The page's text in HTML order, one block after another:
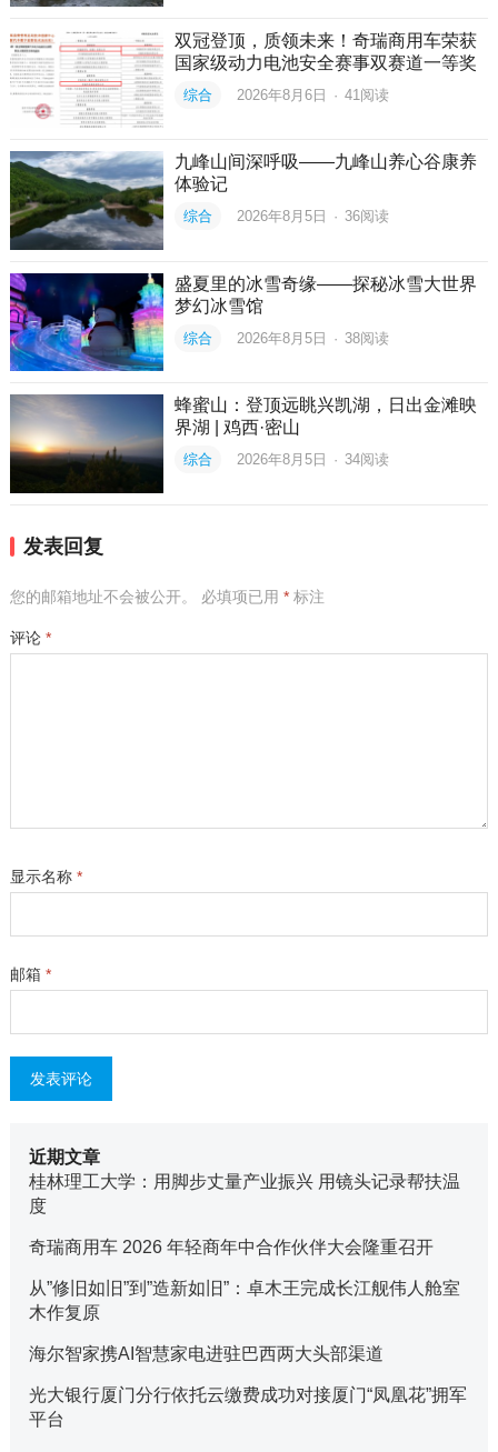
双冠登顶，质领未来！奇瑞商用车荣获
国家级动力电池安全赛事双赛道一等奖
综合 2026年8月6日 · 41 阅读
九峰山间深呼吸——九峰山养心谷康养
体验记
综合 2026年8月5日 · 36阅读
盛夏里的冰雪奇缘——探秘冰雪大世界
梦幻冰雪馆
综合 2026年8月5日 · 38阅读
蜂蜜山：登顶远眺兴凯湖，日出金滩映
界湖 | 鸡西·密山
综合 2026年8月5日 · 34阅读
发表回复
您的邮箱地址不会被公开。 必填项已用 *标注
评论 *
显示名称 *
邮箱 *
近期文章
桂林理工大学：用脚步丈量产业振兴 用镜头记录帮扶温
度
奇瑞商用车 2026 年轻商年中合作伙伴大会隆重召开
从”修旧如旧”到”造新如旧”：卓木王完成长江舰伟人舱室
木作复原
海尔智家携AI智慧家电进驻巴西两大头部渠道
光大银行厦门分行依托云缴费成功对接厦门“凤凰花”拥军
平台